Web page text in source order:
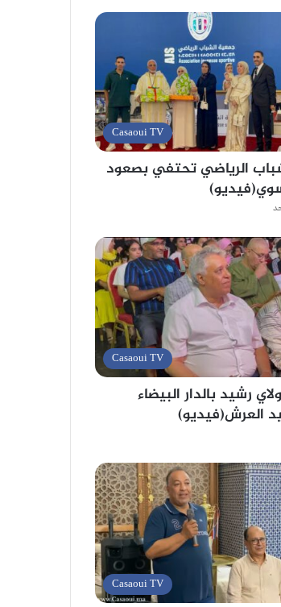
Casaoui TV
الرياضي تحتفي بصعود
Casaoui TV
رشيد بالدار البيضاء
العرش(فيديو)
Casaoui TV